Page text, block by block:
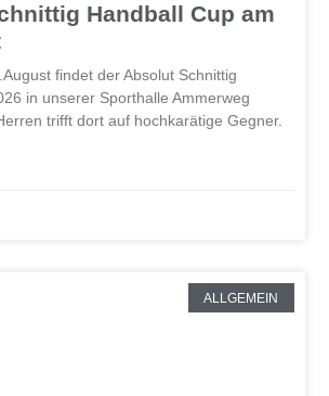
Handball Cup am
findet der Absolut Schnittig
in unserer Sporthalle Ammerweg
trifft dort auf hochkarätige Gegner.
ALLGEMEIN